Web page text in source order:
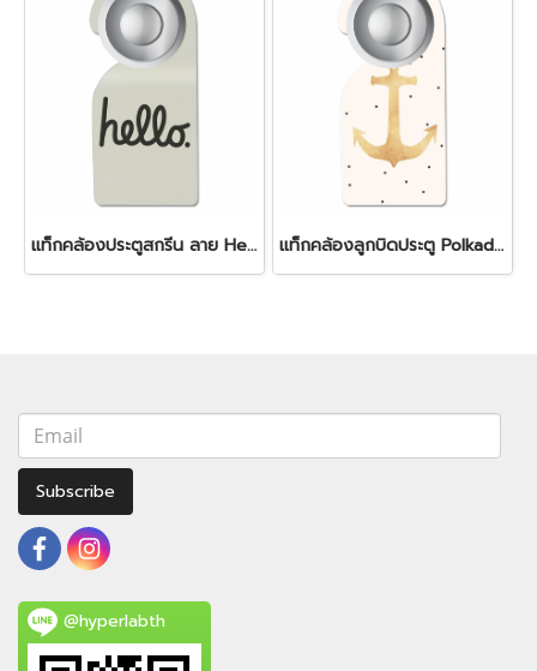
แท็กคล้องประตูสกรีน ลาย Hello สีครีม แท็กคล้องลูกบิดประตู Polkadot door tag
Subscribe
@hyperlabth